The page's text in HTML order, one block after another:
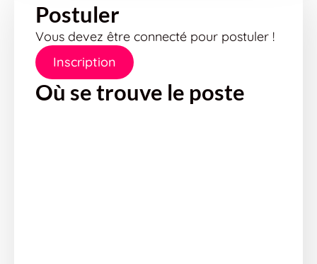
Postuler
Vous devez être connecté pour postuler !
Inscription
Où se trouve le poste